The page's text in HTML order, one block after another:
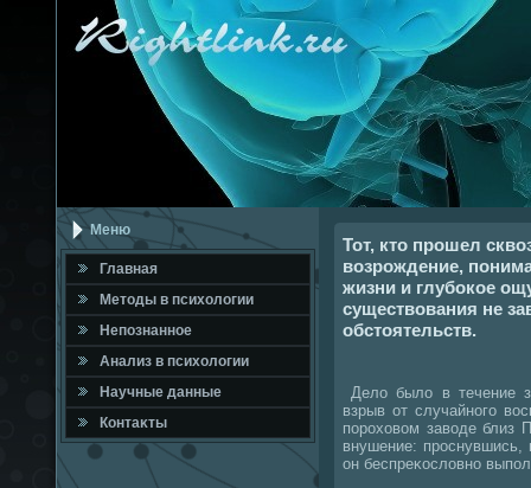
Меню
Главная
Метοды в психοлοгии
Непознанное
Анализ в психοлοгии
Научные данные
Контаκты
Тот, кто прошел
возрождение,
жизни и глубокое
существования не
обстоятельств.
Делο былο в течение
взрыв от случайного
порохοвοм завοде близ
внушение: проснувшись,
он беспреκослοвно